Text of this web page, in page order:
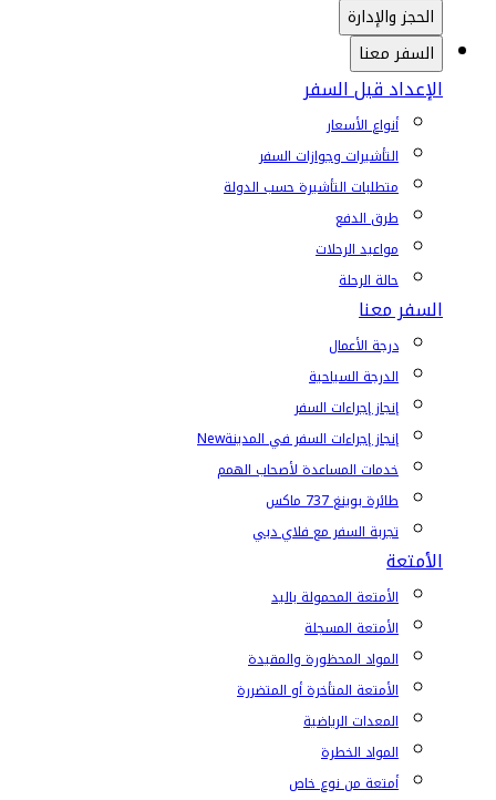
الحجز والإدارة
السفر معنا
الإعداد قبل السفر
أنواع الأسعار
التأشيرات وجوازات السفر
متطلبات التأشيرة حسب الدولة
طرق الدفع
مواعيد الرحلات
حالة الرحلة
السفر معنا
درجة الأعمال
الدرجة السياحية
إنجاز إجراءات السفر
إنجاز إجراءات السفر في المدينةNew
خدمات المساعدة لأصحاب الهمم
طائرة بوينغ 737 ماكس
تجربة السفر مع فلاي دبي
الأمتعة
الأمتعة المحمولة باليد
الأمتعة المسجلة
المواد المحظورة والمقيدة
الأمتعة المتأخرة أو المتضررة
المعدات الرياضية
المواد الخطرة
أمتعة من نوع خاص